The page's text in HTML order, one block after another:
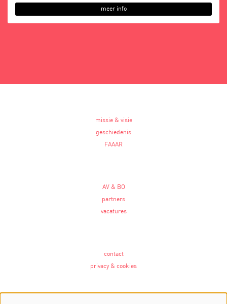
meer info
missie & visie
geschiedenis
FAAAR
AV & BO
partners
vacatures
contact
privacy & cookies